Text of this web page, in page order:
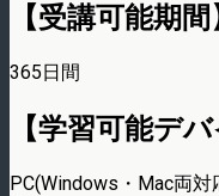
【受講可能期間
365日間
【学習可能デバ
PC(Windows・Mac両